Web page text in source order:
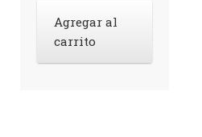
Agregar al
carrito